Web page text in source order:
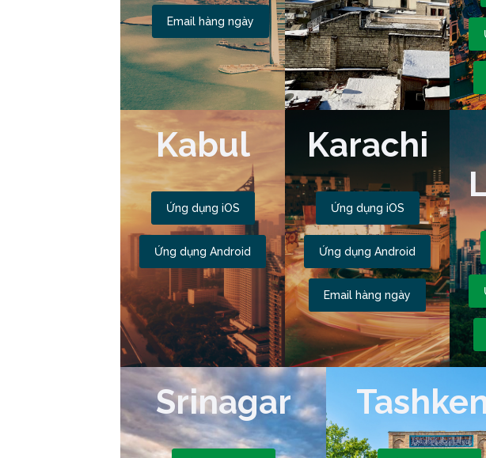
Email hàng ngày
Kabul
Ứng dụng iOS
Ứng dụng Android
Karachi
Ứng dụng iOS
Ứng dụng Android
Email hàng ngày
Srinagar